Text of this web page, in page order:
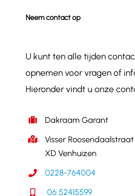
Neem contact op
U kunt ten alle tijden
opnemen voor vragen of
Hieronder vindt u onze
Dakraam Garant
Visser Roosendaalstraat
XD Venhuizen
0228-764004
06 52415599